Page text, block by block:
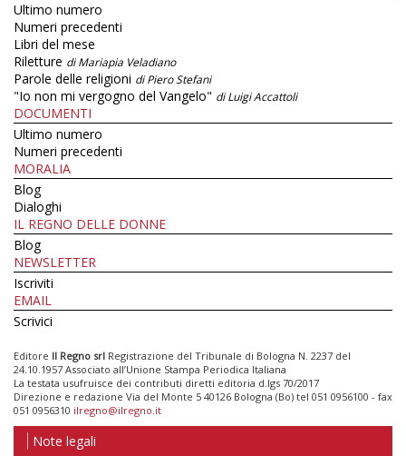
Ultimo numero
Numeri precedenti
Libri del mese
Riletture di Mariapia Veladiano
Parole delle religioni di Piero Stefani
"Io non mi vergogno del Vangelo" di Luigi Accattoli
DOCUMENTI
Ultimo numero
Numeri precedenti
MORALIA
Blog
Dialoghi
IL REGNO DELLE DONNE
Blog
NEWSLETTER
Iscriviti
EMAIL
Scrivici
Editore Il Regno srl Registrazione del Tribunale di Bologna N. 2237 del
24.10.1957 Associato all’Unione Stampa Periodica Italiana
La testata usufruisce dei contributi diretti editoria d.lgs 70/2017
Direzione e redazione Via del Monte 5 40126 Bologna (Bo) tel 051 0956100 - fax
051 0956310 ilregno@ilregno.it
Note legali